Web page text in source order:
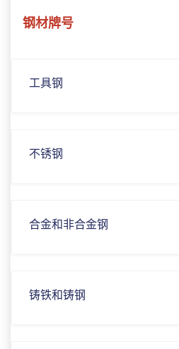
钢材牌号
工具钢
不锈钢
合金和非合金钢
铸铁和铸钢